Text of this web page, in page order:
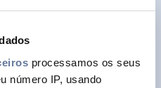
processamos os seus
número IP, usando